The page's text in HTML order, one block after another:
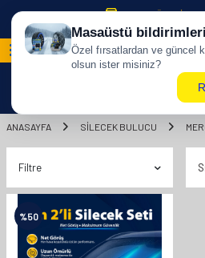
500 TL ÜZERİ
ANASAYFA SILECEK BULUCU
Filtre
%50